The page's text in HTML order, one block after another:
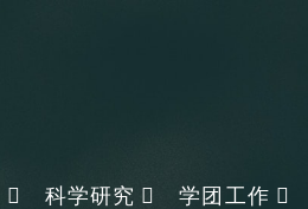
科学研究 学团工作